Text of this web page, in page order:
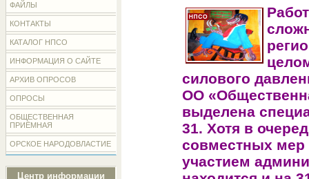
ФАЙЛЫ
КОНТАКТЫ
КАТАЛОГ НПСО
ИНФОРМАЦИЯ О САЙТЕ
АРХИВ ОПРОСОВ
ОПРОСЫ
ОБЩЕСТВЕННАЯ
ПРИЁМНАЯ
ОРСКОЕ НАРОДОВЛАСТИЕ
Центр информации
силового
ОО
выделена
31. Хотя в
совместных мер
участием